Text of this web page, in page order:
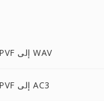
PVF إلى WAV
PVF إلى AC3